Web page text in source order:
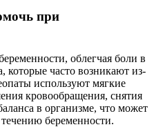
при
облегчая боли в
которые часто возникают из-
используют мягкие
кровообращения, снятия
в организме, что может
беременности.